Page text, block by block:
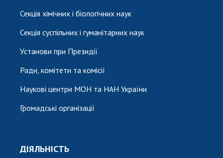
Секція хімічних і біологічних наук
Секція суспільних і гуманітарних наук
Установи при Президії
Ради, комітети та комісії
Наукові центри МОН та НАН України
Громадські організації
ДІЯЛЬНІСТЬ